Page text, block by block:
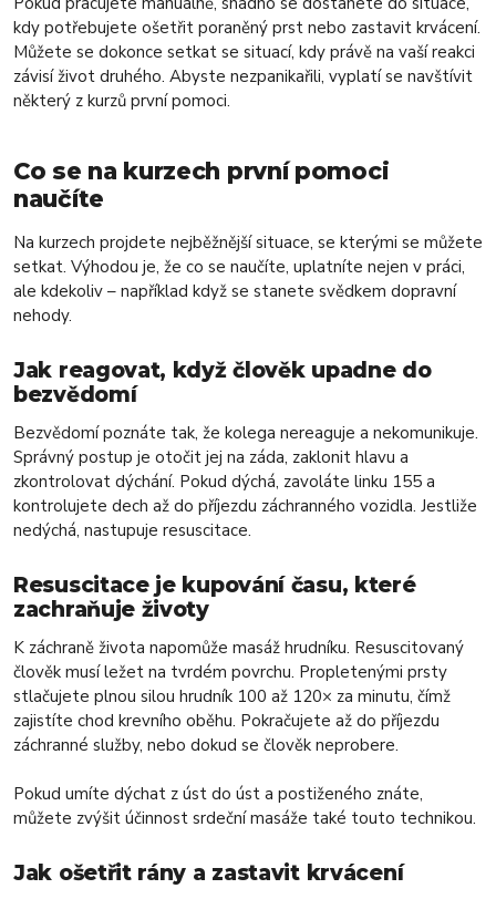
kdy potřebujete ošetřit poraněný prst nebo zastavit krvácení.
Můžete se dokonce setkat se situací, kdy právě na vaší reakci
závisí život druhého. Abyste nezpanikařili, vyplatí se navštívit
některý z kurzů první pomoci.
Co se na kurzech první pomoci
naučíte
Na kurzech projdete nejběžnější situace, se kterými se můžete
setkat. Výhodou je, že co se naučíte, uplatníte nejen v práci,
ale kdekoliv – například když se stanete svědkem dopravní
nehody.
Jak reagovat, když člověk upadne do
bezvědomí
Bezvědomí poznáte tak, že kolega nereaguje a nekomunikuje.
Správný postup je otočit jej na záda, zaklonit hlavu a
zkontrolovat dýchání. Pokud dýchá, zavoláte linku 155 a
kontrolujete dech až do příjezdu záchranného vozidla. Jestliže
nedýchá, nastupuje resuscitace.
Resuscitace je kupování času, které
zachraňuje životy
K záchraně života napomůže masáž hrudníku. Resuscitovaný
člověk musí ležet na tvrdém povrchu. Propletenými prsty
stlačujete plnou silou hrudník 100 až 120× za minutu, čímž
zajistíte chod krevního oběhu. Pokračujete až do příjezdu
záchranné služby, nebo dokud se člověk neprobere.
Pokud umíte dýchat z úst do úst a postiženého znáte,
můžete zvýšit účinnost srdeční masáže také touto technikou.
Jak ošetřit rány a zastavit krvácení